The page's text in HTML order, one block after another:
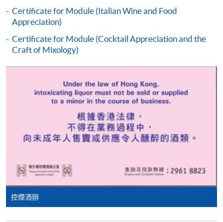
程設有此服務，課程負責人會通知學員有關程序。
網上支付可通過「繳費靈」(PPS) (不適用於手機)、
VISA 或 Mastercard、「微信支付」(Online WeChat
Pay) 、「支付寶」(Online Alipay) 或 「轉數快」(FPS)
親身報名/郵遞
SF26報名表，親往
費以及所需證明文件呈交。
Certificate for Module (Italian Wine and Food
Appreciation)
Certificate for Module (Cocktail Appreciation and the
Craft of Mixology)
控煙酒辦